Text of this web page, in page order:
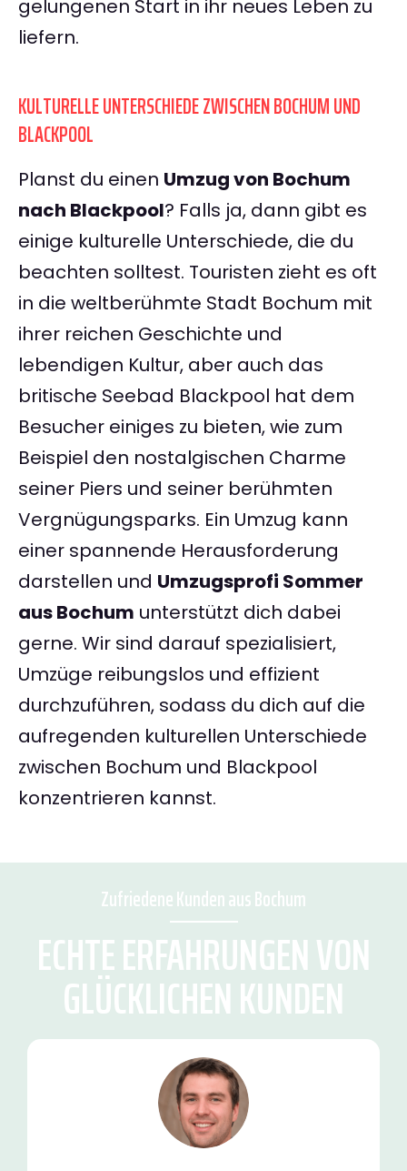
gelungenen Start in ihr neues Leben zu
liefern.
KULTURELLE UNTERSCHIEDE ZWISCHEN BOCHUM UND
BLACKPOOL
Planst du einen Umzug von Bochum
nach Blackpool? Falls ja, dann gibt es
einige kulturelle Unterschiede, die du
beachten solltest. Touristen zieht es oft
in die weltberühmte Stadt Bochum mit
ihrer reichen Geschichte und
lebendigen Kultur, aber auch das
britische Seebad Blackpool hat dem
Besucher einiges zu bieten, wie zum
Beispiel den nostalgischen Charme
seiner Piers und seiner berühmten
Vergnügungsparks. Ein Umzug kann
einer spannende Herausforderung
darstellen und Umzugsprofi Sommer
aus Bochum unterstützt dich dabei
gerne. Wir sind darauf spezialisiert,
Umzüge reibungslos und effizient
durchzuführen, sodass du dich auf die
aufregenden kulturellen Unterschiede
zwischen Bochum und Blackpool
konzentrieren kannst.
Zufriedene Kunden aus Bochum
ECHTE ERFAHRUNGEN VON
GLÜCKLICHEN KUNDEN